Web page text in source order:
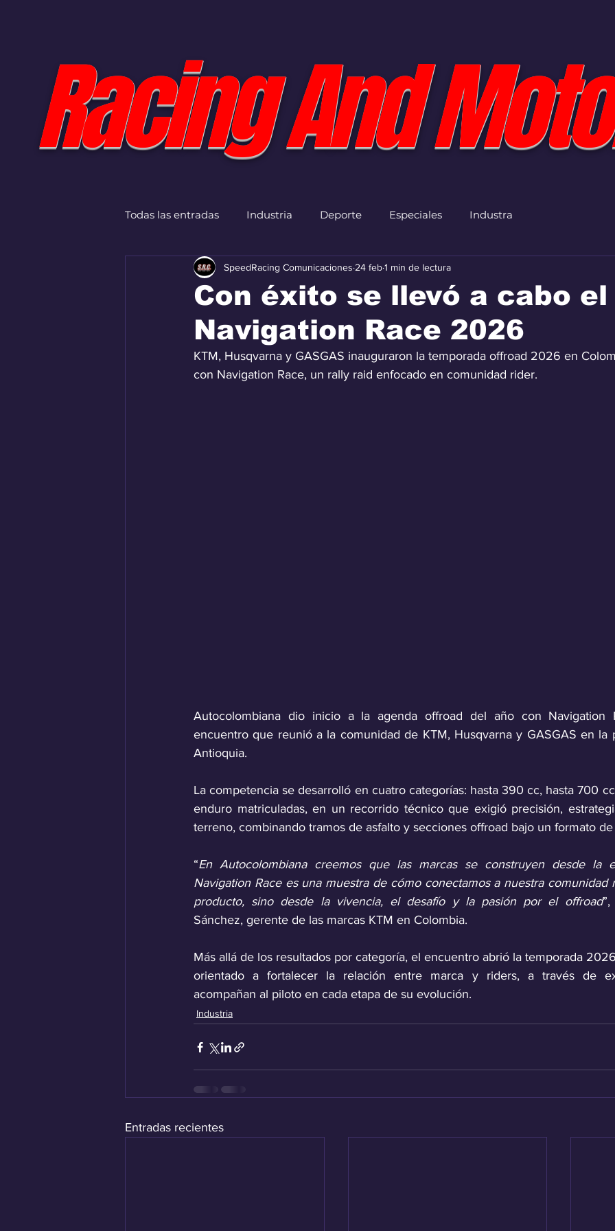
Racing And
Todas las entradas Industria Deporte Especiales Industra
Con éxito se llevó a cabo el
Navigation Race 2026
SpeedRacing Comunicaciones 24 feb1 min de lectura
KTM, Husqvarna y GASGAS inauguraron la temporada offroad 2026 en
con Navigation Race, un rally raid enfocado en comunidad rider.
Autocolombiana dio inicio a la agenda offroad del año con Navigation
encuentro que reunió a la comunidad de KTM, Husqvarna y GASGAS en la
Antioquia.
La competencia se desarrolló en cuatro categorías: hasta 390 cc, hasta 700
enduro matriculadas, en un recorrido técnico que exigió precisión,
terreno, combinando tramos de asfalto y secciones offroad bajo un formato
“En Autocolombiana creemos que las marcas se construyen desde la
Navigation Race es una muestra de cómo conectamos a nuestra comunidad
producto, sino desde la vivencia, el desafío y la pasión por el offroad
Sánchez, gerente de las marcas KTM en Colombia.
Más allá de los resultados por categoría, el encuentro abrió la temporada
orientado a fortalecer la relación entre marca y riders, a través de
acompañan al piloto en cada etapa de su evolución.
Industria
Entradas recientes